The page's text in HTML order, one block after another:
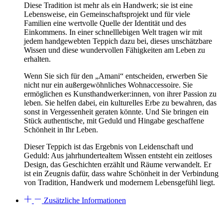
Diese Tradition ist mehr als ein Handwerk; sie ist eine
Lebensweise, ein Gemeinschaftsprojekt und für viele
Familien eine wertvolle Quelle der Identität und des
Einkommens. In einer schnelllebigen Welt tragen wir mit
jedem handgewebten Teppich dazu bei, dieses unschätzbare
Wissen und diese wundervollen Fähigkeiten am Leben zu
erhalten.
Wenn Sie sich für den „Amani“ entscheiden, erwerben Sie
nicht nur ein außergewöhnliches Wohnaccessoire. Sie
ermöglichen es Kunsthandwerker:innen, von ihrer Passion zu
leben. Sie helfen dabei, ein kulturelles Erbe zu bewahren, das
sonst in Vergessenheit geraten könnte. Und Sie bringen ein
Stück authentische, mit Geduld und Hingabe geschaffene
Schönheit in Ihr Leben.
Dieser Teppich ist das Ergebnis von Leidenschaft und
Geduld: Aus jahrhundertealtem Wissen entsteht ein zeitloses
Design, das Geschichten erzählt und Räume verwandelt. Er
ist ein Zeugnis dafür, dass wahre Schönheit in der Verbindung
von Tradition, Handwerk und modernem Lebensgefühl liegt.
Zusätzliche Informationen